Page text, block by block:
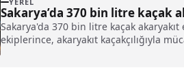
Sakarya’da 370 bin litre kaçak
Sakarya'da 370 bin litre kaçak
ekiplerince, akaryakıt kaçakçılığıyla